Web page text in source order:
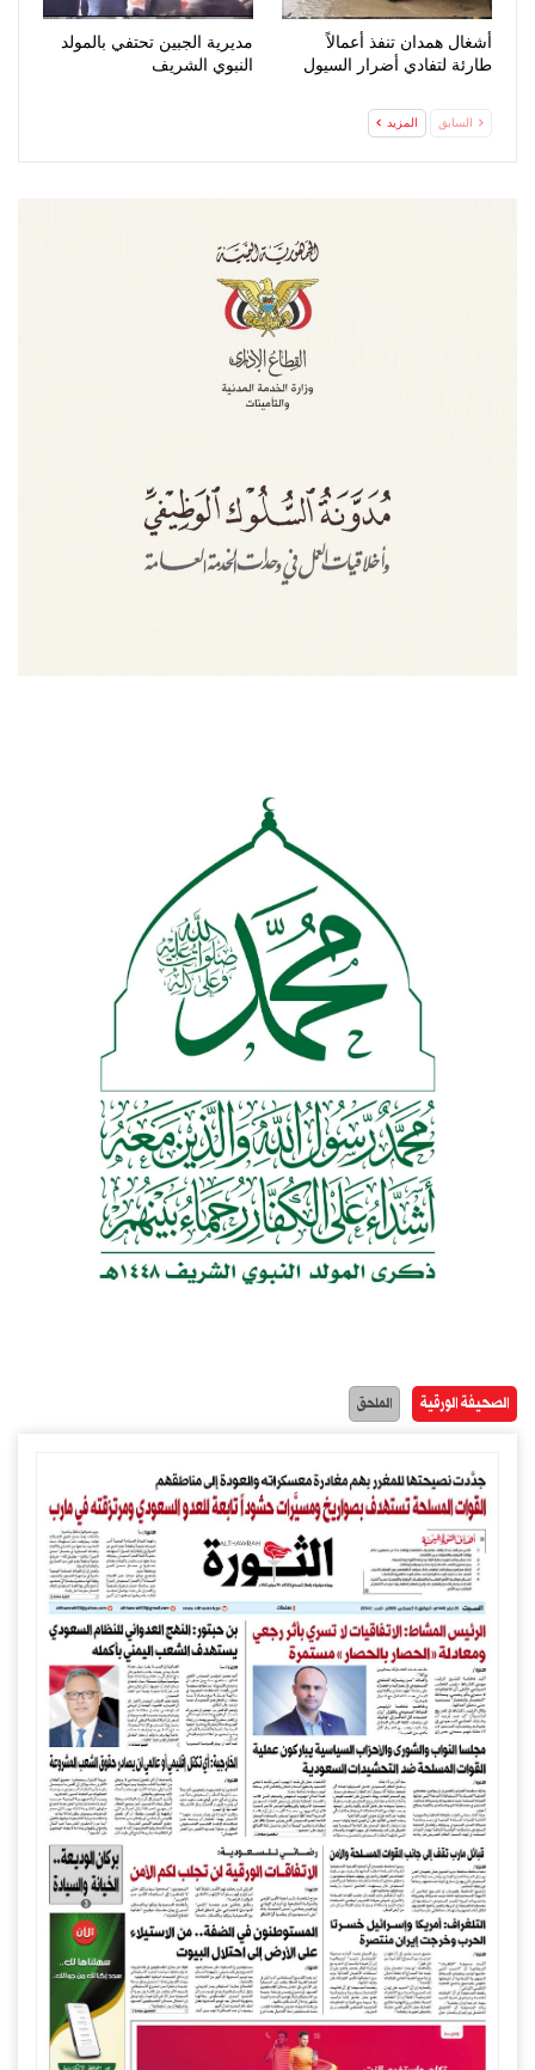
أشغال همدان تنفذ أعمالاً
طارئة لتفادي أضرار السيول
مديرية الجبين تحتفي بالمولد
النبوي الشريف
السابق المزيد
الصحيفة الورقية الملحق